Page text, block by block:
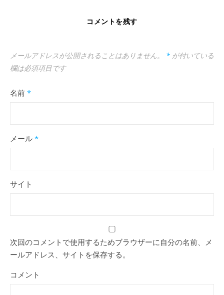
コメントを残す
メールアドレスが公開されることはありません。 * が付いている
欄は必須項目です
名前 *
メール *
サイト
次回のコメントで使用するためブラウザーに自分の名前、メ
ールアドレス、サイトを保存する。
コメント